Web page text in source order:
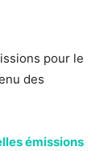
pour le
des
émissions